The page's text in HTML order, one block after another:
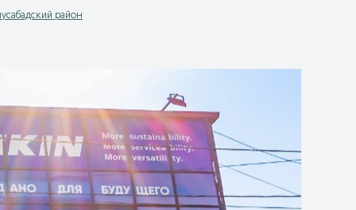
район